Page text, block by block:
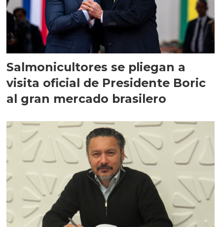
Salmonicultores se pliegan a
visita oficial de Presidente Boric
al gran mercado brasilero